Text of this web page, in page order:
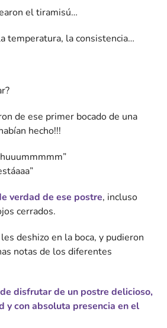
el tiramisú…
temperatura, la consistencia…
de ese primer bocado de una
hecho!!!
verdad de ese postre, incluso
cerrados.
deshizo en la boca, y pudieron
notas de los diferentes
disfrutar de un postre delicioso,
y con absoluta presencia en el